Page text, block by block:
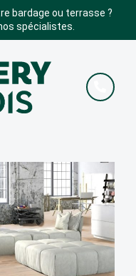
bardage ou terrasse ?
spécialistes.